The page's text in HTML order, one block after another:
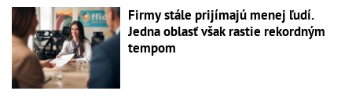
Firmy stále prijímajú menej ľudí.
Jedna oblasť však rastie rekordným
tempom